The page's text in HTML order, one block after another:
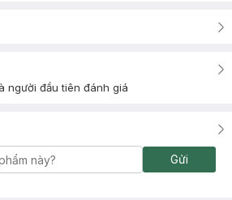
người đầu tiên đánh giá
Gửi